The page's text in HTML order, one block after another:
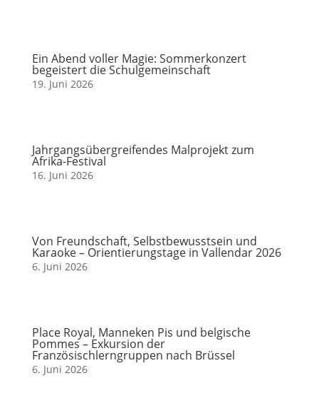
Ein Abend voller Magie: Sommerkonzert
begeistert die Schulgemeinschaft
19. Juni 2026
Jahrgangsübergreifendes Malprojekt zum
Afrika-Festival
16. Juni 2026
Von Freundschaft, Selbstbewusstsein und
Karaoke – Orientierungstage in Vallendar 2026
6. Juni 2026
Place Royal, Manneken Pis und belgische
Pommes – Exkursion der
Französischlerngruppen nach Brüssel
6. Juni 2026